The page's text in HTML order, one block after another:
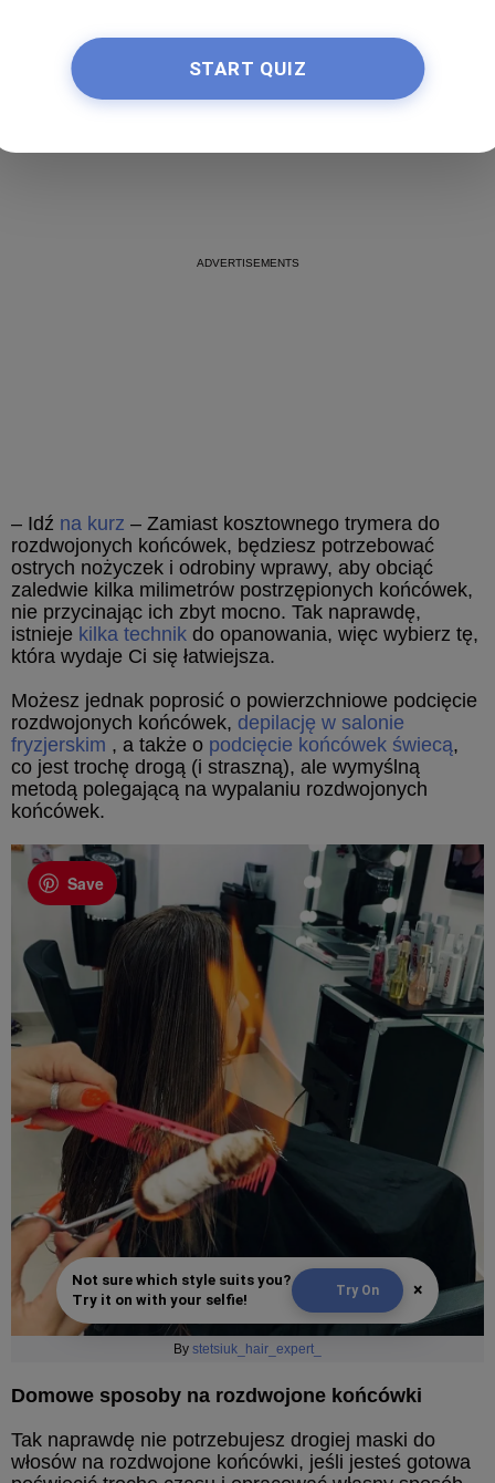
– Idź na kurz – Zamiast kosztownego trymera do
rozdwojonych końcówek, będziesz potrzebować
ostrych nożyczek i odrobiny wprawy, aby obciąć
zaledwie kilka milimetrów postrzępionych końcówek,
nie przycinając ich zbyt mocno. Tak naprawdę,
istnieje kilka technik do opanowania, więc wybierz tę,
która wydaje Ci się łatwiejsza.
Możesz jednak poprosić o powierzchniowe podcięcie
rozdwojonych końcówek, depilację w salonie
fryzjerskim , a także o podcięcie końcówek świecą,
co jest trochę drogą (i straszną), ale wymyślną
metodą polegającą na wypalaniu rozdwojonych
końcówek.
Save
Not sure which style suits you?
Try it on with your selfie!
Try On ×
By stetsiuk_hair_expert_
Domowe sposoby na rozdwojone końcówki
Tak naprawdę nie potrzebujesz drogiej maski do
włosów na rozdwojone końcówki, jeśli jesteś gotowa
START QUIZ